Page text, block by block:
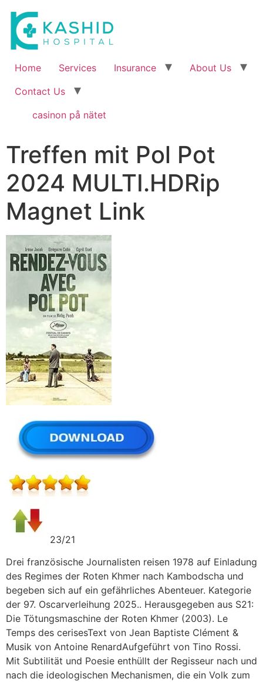
Home Services Insurance
About Us
Contact Us
casinon på nätet
Treffen mit Pol Pot
2024 MULTI.HDRip
Magnet Link
23/21
Drei französische Journalisten reisen 1978 auf Einladung
des Regimes der Roten Khmer nach Kambodscha und
begeben sich auf ein gefährliches Abenteuer. Kategorie
der 97. Oscarverleihung 2025.. Herausgegeben aus S21:
Die Tötungsmaschine der Roten Khmer (2003). Le
Temps des cerisesText von Jean Baptiste Clément &
Musik von Antoine RenardAufgeführt von Tino Rossi.
Mit Subtilität und Poesie enthüllt der Regisseur nach und
nach die ideologischen Mechanismen, die ein Volk zum